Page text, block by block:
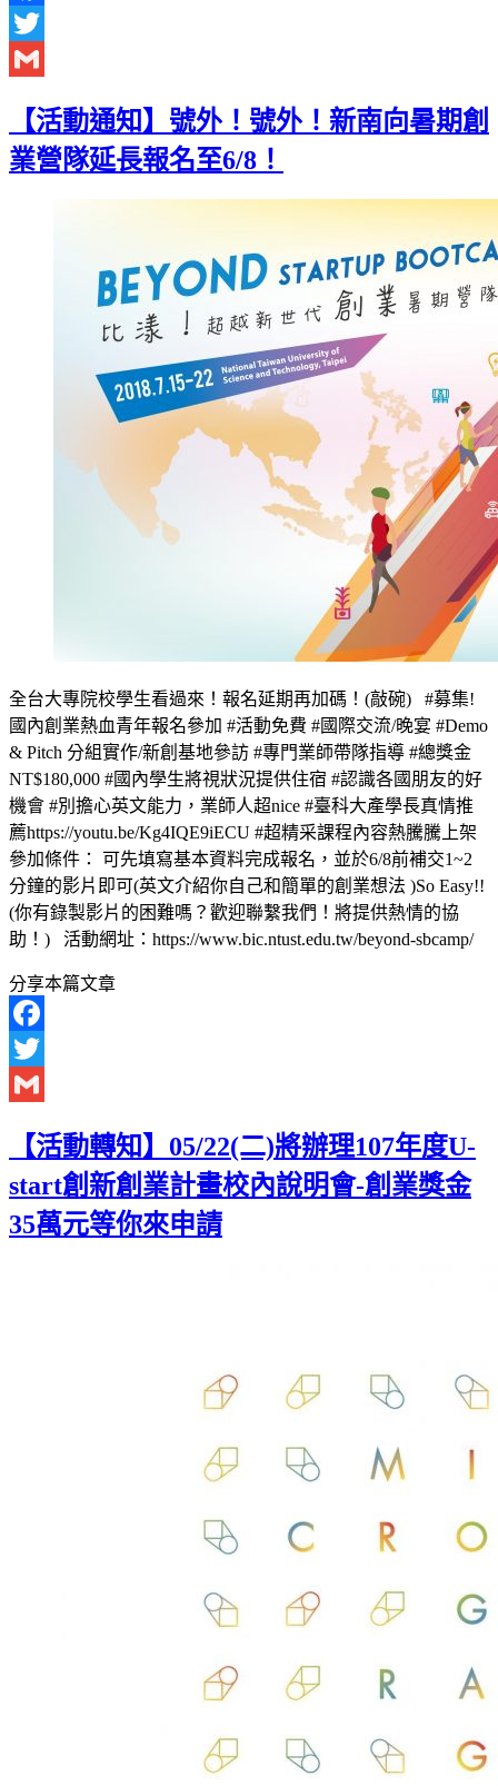
Facebook
Twitter
【活動通知】號外！號外！新南向暑期創
業營隊延長報名至6/8！
全台大專院校學生看過來！報名延期再加碼！(敲碗) #募集!
國內創業熱血青年報名參加 #活動免費 #國際交流/晚宴 #Demo
& Pitch 分組實作/新創基地參訪 #專門業師帶隊指導 #總獎金
NT$180,000 #國內學生將視狀況提供住宿 #認識各國朋友的好
機會 #別擔心英文能力，業師人超nice #臺科大產學長真情推
薦https://youtu.be/Kg4IQE9iECU #超精采課程內容熱騰騰上架
參加條件： 可先填寫基本資料完成報名，並於6/8前補交1~2
分鐘的影片即可(英文介紹你自己和簡單的創業想法 )So Easy!!
(你有錄製影片的困難嗎？歡迎聯繫我們！將提供熱情的協
助！) 活動網址：https://www.bic.ntust.edu.tw/beyond-sbcamp/
分享本篇文章
Facebook
Twitter
【活動轉知】05/22(二)將辦理107年度U-
start創新創業計畫校內說明會-創業獎金
35萬元等你來申請